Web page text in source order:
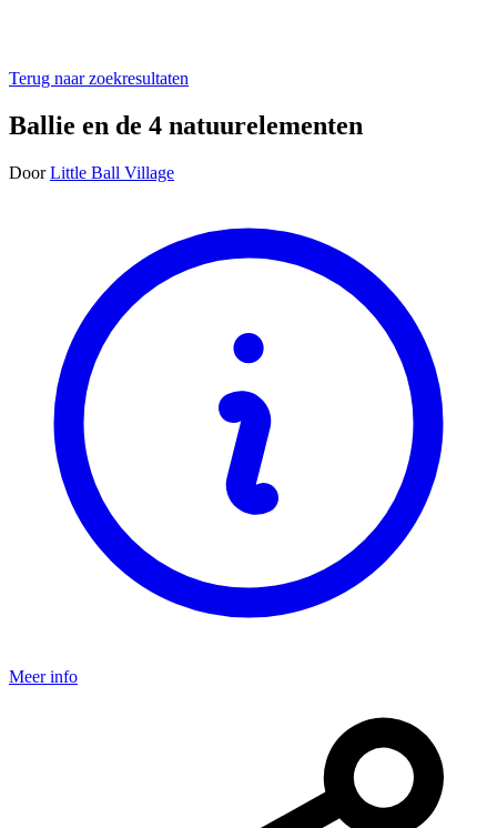
Terug naar zoekresultaten
Ballie en de 4 natuurelementen
Door Little Ball Village
Meer info